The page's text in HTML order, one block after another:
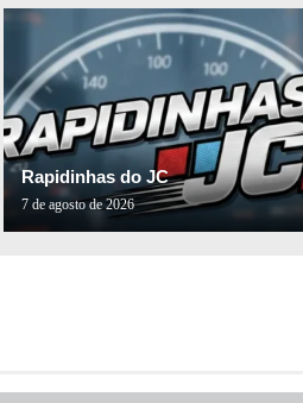
Rapidinhas do JC
7 de agosto de 2026